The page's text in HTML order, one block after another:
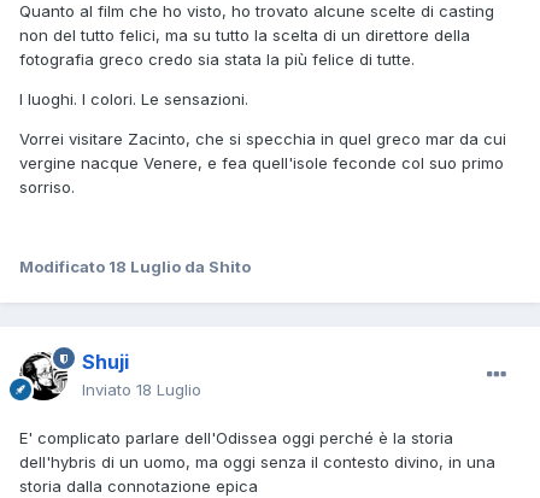
Quanto al film che ho visto, ho trovato alcune scelte di casting
non del tutto felici, ma su tutto la scelta di un direttore della
fotografia greco credo sia stata la più felice di tutte.
I luoghi. I colori. Le sensazioni.
Vorrei visitare Zacinto, che si specchia in quel greco mar da cui
vergine nacque Venere, e fea quell'isole feconde col suo primo
sorriso.
Modificato 18 Luglio da Shito
Shuji
Inviato 18 Luglio
E' complicato parlare dell'Odissea oggi perché è la storia
dell'hybris di un uomo, ma oggi senza il contesto divino, in una
storia dalla connotazione epica